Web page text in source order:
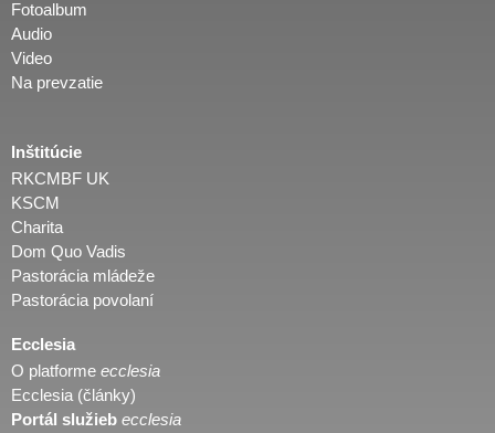
Fotoalbum
Audio
Video
Na prevzatie
Inštitúcie
RKCMBF UK
KSCM
Charita
Dom Quo Vadis
Pastorácia mládeže
Pastorácia povolaní
Ecclesia
O platforme ecclesia
Ecclesia (články)
Portál služieb ecclesia